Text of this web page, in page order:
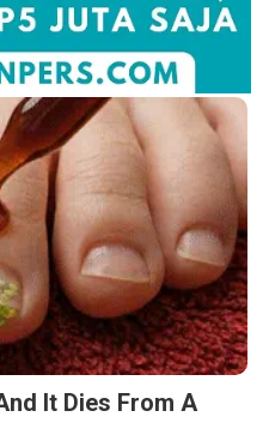
It Dies From A